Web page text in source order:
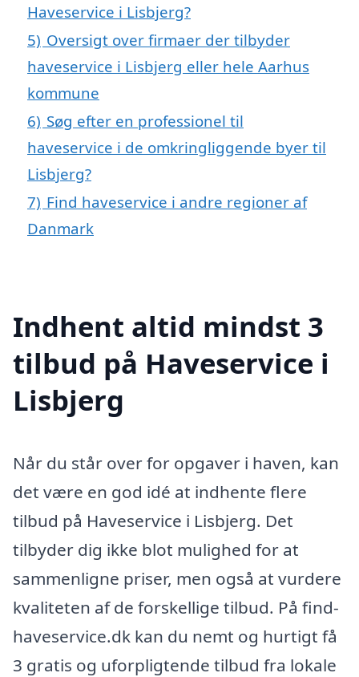
Haveservice i Lisbjerg?
5) Oversigt over firmaer der tilbyder
haveservice i Lisbjerg eller hele Aarhus
kommune
6) Søg efter en professionel til
haveservice i de omkringliggende byer til
Lisbjerg?
7) Find haveservice i andre regioner af
Danmark
Indhent altid mindst 3
tilbud på Haveservice i
Lisbjerg
Når du står over for opgaver i haven, kan
det være en god idé at indhente flere
tilbud på Haveservice i Lisbjerg. Det
tilbyder dig ikke blot mulighed for at
sammenligne priser, men også at vurdere
kvaliteten af de forskellige tilbud. På find-
haveservice.dk kan du nemt og hurtigt få
3 gratis og uforpligtende tilbud fra lokale